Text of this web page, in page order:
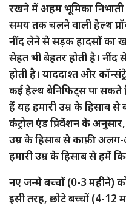
रखने में अहम भूमिका निभाती
समय तक चलने वाली हेल्थ
नींद लेने से सड़क हादसों का
सेहत भी बेहतर होती है।
होती है। याददाश्त और
कई हेल्थ बेनिफिट्स पा सकते
हैं यह हमारी उम्र के हिसाब से
कंट्रोल एंड प्रिवेंशन के
उम्र के हिसाब से काफ़ी
हमारी उम्र के हिसाब से हमें
नए जन्मे बच्चों (0-3 महीने)
इसी तरह, छोटे बच्चों (4-12